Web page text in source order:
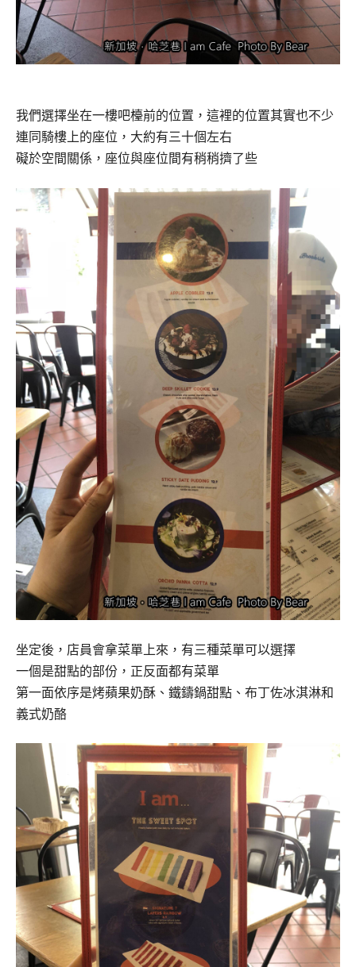
我們選擇坐在一樓吧檯前的位置，這裡的位置其實也不少
連同騎樓上的座位，大約有三十個左右
礙於空間關係，座位與座位間有稍稍擠了些
坐定後，店員會拿菜單上來，有三種菜單可以選擇
一個是甜點的部份，正反面都有菜單
第一面依序是烤蘋果奶酥、鐵鑄鍋甜點、布丁佐冰淇淋和
義式奶酪